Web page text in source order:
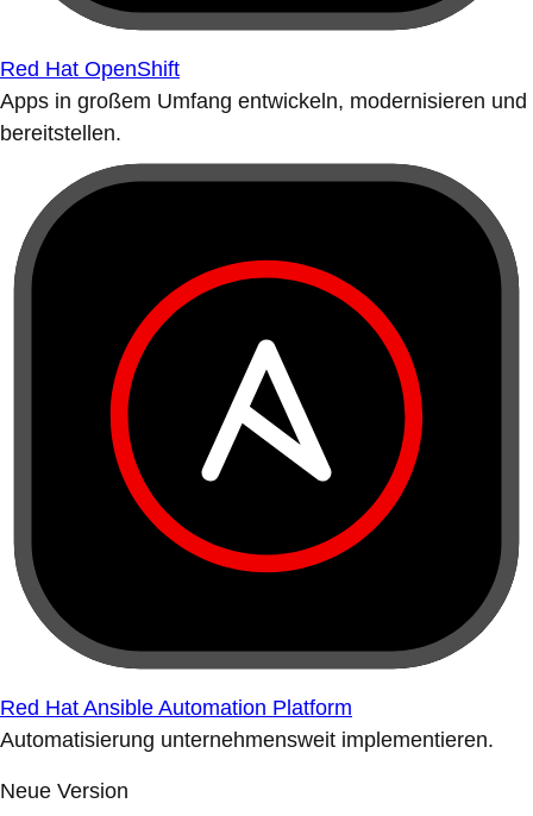
Red Hat OpenShift
Apps in großem Umfang entwickeln, modernisieren und
bereitstellen.
Red Hat Ansible Automation Platform
Automatisierung unternehmensweit implementieren.
Neue Version